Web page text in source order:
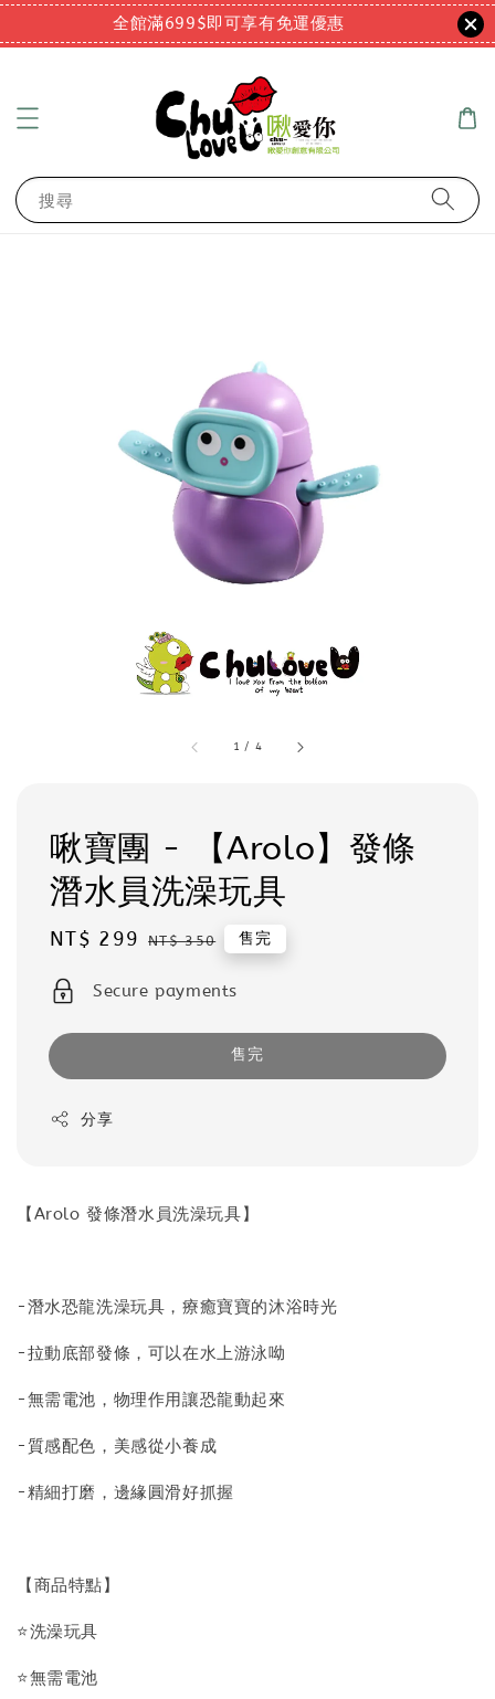
全館滿699$即可享有免運優惠
搜尋
1 / 4
啾寶團 - 【Arolo】發條
潛水員洗澡玩具
Sale
NT$ 299 Regular
NT$ 350 售完
Secure payments
售完
分享
【Arolo 發條潛水員洗澡玩具】
-潛水恐龍洗澡玩具，療癒寶寶的沐浴時光
-拉動底部發條，可以在水上游泳呦
-無需電池，物理作用讓恐龍動起來
-質感配色，美感從小養成
-精細打磨，邊緣圓滑好抓握
【商品特點】
⭐洗澡玩具
⭐無需電池